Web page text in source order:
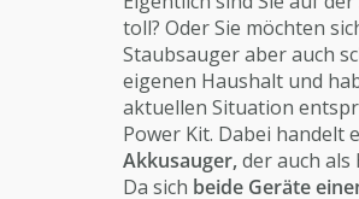
toll? Oder Sie möchten
Staubsauger aber auch
eigenen Haushalt und
aktuellen Situation
Power Kit. Dabei handelt
Akkusauger,der auch
Da sich beide Geräte